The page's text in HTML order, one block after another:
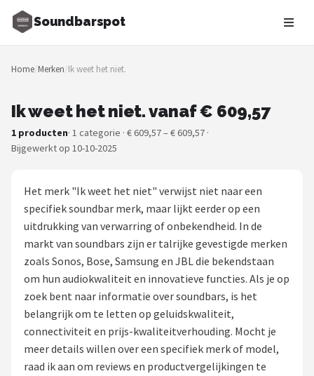
Soundbarspot
Zoeken
NAVIGATIE
Merken
Muziekstijlen
Sonos
JBL
POPULAIRE MERKEN
Home/Merken/Ik weet het niet.
Ik weet het niet. vanaf € 609,57
1 producten· 1 categorie · € 609,57 – € 609,57 ·
Bijgewerkt op 10-10-2025
Het merk "Ik weet het niet" verwijst niet naar een
specifiek soundbar merk, maar lijkt eerder op een
uitdrukking van verwarring of onbekendheid. In de
markt van soundbars zijn er talrijke gevestigde merken
zoals Sonos, Bose, Samsung en JBL die bekendstaan
om hun audiokwaliteit en innovatieve functies. Als je op
zoek bent naar informatie over soundbars, is het
belangrijk om te letten op geluidskwaliteit,
connectiviteit en prijs-kwaliteitverhouding. Mocht je
meer details willen over een specifiek merk of model,
raad ik aan om reviews en productvergelijkingen te